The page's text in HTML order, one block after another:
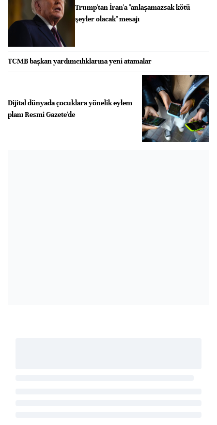
Trump'tan İran'a "anlaşamazsak kötü
şeyler olacak" mesajı
TCMB başkan yardımcılıklarına yeni atamalar
Dijital dünyada çocuklara yönelik eylem
planı Resmi Gazete'de